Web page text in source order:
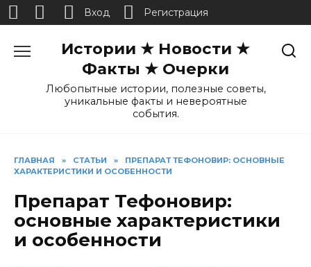
Истории ★ Новости ★
Факты ★ Очерки
Любопытные истории, полезные советы,
уникальные факты и невероятные
события.
ГЛАВНАЯ » СТАТЬИ »
ПРЕПАРАТ ТЕФОНОВИР: ОСНОВНЫЕ
ХАРАКТЕРИСТИКИ И ОСОБЕННОСТИ
Препарат Тефоновир:
основные характеристики
и особенности
Вход Регистрация